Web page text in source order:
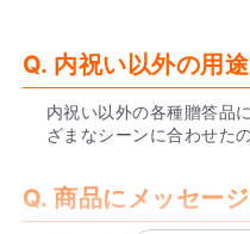
Q. 内祝い以外の用
内祝い以外の各種贈答品
ざまなシーンに合わせた
Q. 商品にメッセー